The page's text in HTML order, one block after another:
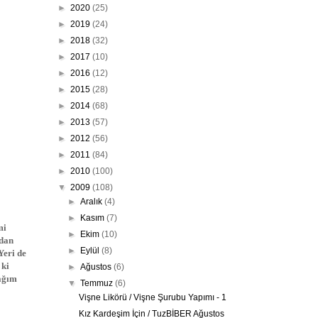
de
ki
► 2020 (25)
► 2019 (24)
► 2018 (32)
► 2017 (10)
► 2016 (12)
► 2015 (28)
► 2014 (68)
► 2013 (57)
► 2012 (56)
► 2011 (84)
► 2010 (100)
▼ 2009 (108)
►Aralık(4)
► Kasım(7)
► Ekim(10)
► Eylül(8)
►Ağustos(6)
▼Temmuz(6)
Vişne Likörü / Vişne Şurubu Yapımı - 1
Kız Kardeşim İçin / TuzBİBER Ağustos